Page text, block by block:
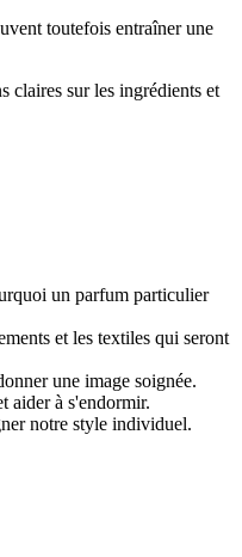
toutefois entraîner une
claires sur les ingrédients et
un parfum particulier
et les textiles qui seront
une image soignée.
aider à s'endormir.
notre style individuel.